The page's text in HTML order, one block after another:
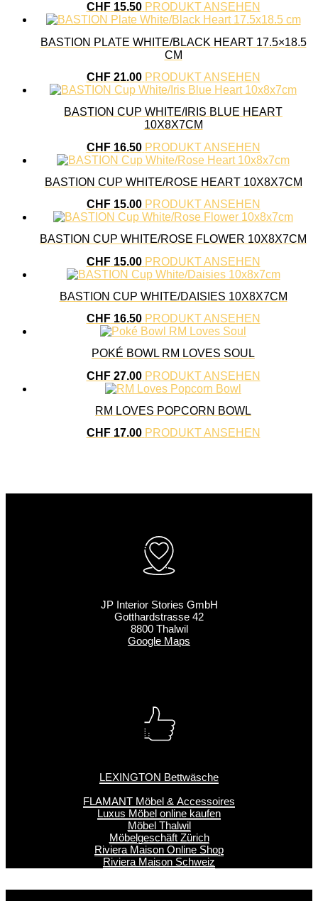
CHF15.50 PRODUKT ANSEHEN
BASTION PLATE WHITE/BLACK HEART 17.5×18.5
CM
CHF21.00 PRODUKT ANSEHEN
BASTION CUP WHITE/IRIS BLUE HEART
10X8X7CM
CHF16.50 PRODUKT ANSEHEN
BASTION CUP WHITE/ROSE HEART 10X8X7CM
CHF15.00 PRODUKT ANSEHEN
BASTION CUP WHITE/ROSE FLOWER 10X8X7CM
CHF15.00 PRODUKT ANSEHEN
BASTION CUP WHITE/DAISIES 10X8X7CM
CHF16.50 PRODUKT ANSEHEN
POKÉ BOWL RM LOVES SOUL
CHF27.00 PRODUKT ANSEHEN
RM LOVES POPCORN BOWL
CHF17.00 PRODUKT ANSEHEN
JP Interior Stories GmbH
Gotthardstrasse 42
8800 Thalwil
Google Maps
LEXINGTON Bettwäsche
FLAMANT Möbel & Accessoires
Luxus Möbel online kaufen
Möbel Thalwil
Möbelgeschäft Zürich
Riviera Maison Online Shop
Riviera Maison Schweiz